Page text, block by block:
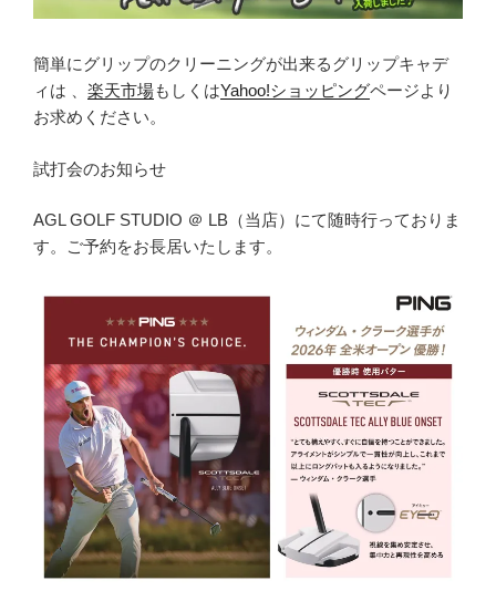
簡単にグリップのクリーニングが出来るグリップキャデ
ィは 、 楽天市場もしくはYahoo!ショッピングページより
お求めください。
試打会のお知らせ
AGL GOLF STUDIO ＠ LB（当店）にて随時行っておりま
す。ご予約をお長居いたします。